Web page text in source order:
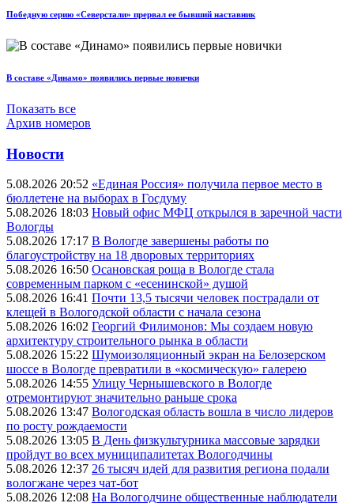
Победную серию «Северстали» прервал ее бывший наставник
В составе «Динамо» появились первые новички
Показать все
Архив номеров
Новости
5.08.2026 20:52 «Единая Россия» получила первое место в
бюллетене на выборах в Госдуму
5.08.2026 18:03 Новый офис МФЦ открылся в заречной части
Вологды
5.08.2026 17:17 В Вологде завершены работы по
благоустройству на 18 дворовых территориях
5.08.2026 16:50 Осановская роща в Вологде стала
современным парком с «есенинской» душой
5.08.2026 16:41 Почти 13,5 тысячи человек пострадали от
клещей в Вологодской области с начала сезона
5.08.2026 16:02 Георгий Филимонов: Мы создаем новую
архитектуру строительного рынка в области
5.08.2026 15:22 Шумоизоляционный экран на Белозерском
шоссе в Вологде превратили в «космическую» галерею
5.08.2026 14:55 Улицу Чернышевского в Вологде
отремонтируют значительно раньше срока
5.08.2026 13:47 Вологодская область вошла в число лидеров
по росту рождаемости
5.08.2026 13:05 В День физкультурника массовые зарядки
пройдут во всех муниципалитетах Вологодчины
5.08.2026 12:37 26 тысяч идей для развития региона подали
вологжане через чат-бот
5.08.2026 12:08 На Вологодчине общественные наблюдатели